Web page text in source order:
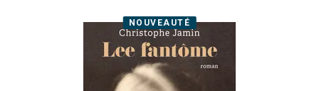
NOUVEAUTÉ